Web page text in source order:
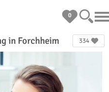
0
in Forchheim 334